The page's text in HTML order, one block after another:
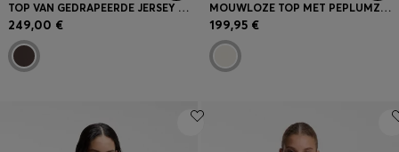
TOP VAN GEDRAPEERDE JERSEY MET LANGE MOUWEN EN SJAALDETAIL
249,00 €
MOUWLOZE TOP MET PEPLUMZOOM
199,95 €